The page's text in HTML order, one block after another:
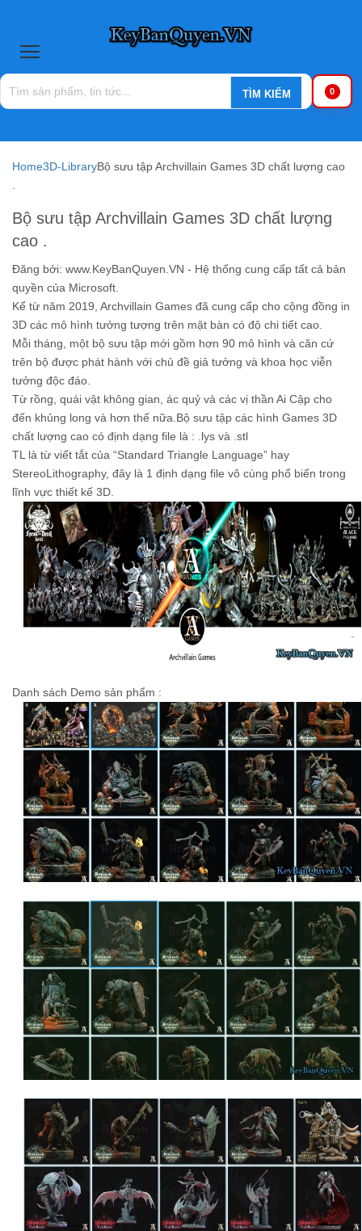
0
Home3D-LibraryBộ sưu tập Archvillain Games 3D chất lượng cao
Bộ sưu tập Archvillain Games 3D chất lượng
cao .
Đăng bởi: www.KeyBanQuyen.VN - Hệ thống cung cấp tất cả bản
quyền của Microsoft.
Kể từ năm 2019, Archvillain Games đã cung cấp cho cộng đồng in
3D các mô hình tưởng tượng trên mặt bàn có độ chi tiết cao.
Mỗi tháng, một bộ sưu tập mới gồm hơn 90 mô hình và căn cứ
trên bộ được phát hành với chủ đề giả tưởng và khoa học viễn
tưởng độc đáo.
Từ rồng, quái vật không gian, ác quỷ và các vị thần Ai Cập cho
đến khủng long và hơn thế nữa.Bộ sưu tập các hình Games 3D
chất lượng cao có định dạng file là : .lys và .stl
TL là từ viết tắt của “Standard Triangle Language” hay
StereoLithography, đây là 1 định dạng file vô cùng phổ biến trong
lĩnh vực thiết kế 3D.
Danh sách Demo sản phẩm :